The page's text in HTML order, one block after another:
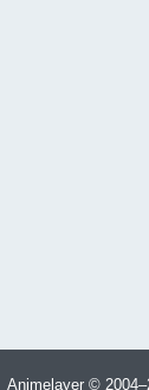
Animelayer ©